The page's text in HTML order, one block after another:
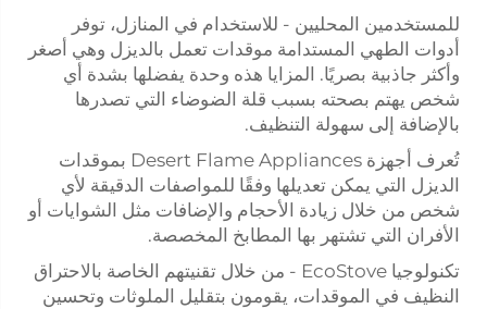
للمستخدمين المحليين - للاستخدام في المنازل، توفر
أدوات الطهي المستدامة موقدات تعمل بالديزل وهي أصغر
وأكثر جاذبية بصريًا. المزايا هذه وحدة يفضلها بشدة أي
شخص يهتم بصحته بسبب قلة الضوضاء التي تصدرها
بالإضافة إلى سهولة التنظيف.
تُعرف أجهزة Desert Flame Appliances بموقدات
الديزل التي يمكن تعديلها وفقًا للمواصفات الدقيقة لأي
شخص من خلال زيادة الأحجام والإضافات مثل الشوايات أو
الأفران التي تشتهر بها المطابخ المخصصة.
تكنولوجيا EcoStove - من خلال تقنيتهم الخاصة بالاحتراق
النظيف في الموقدات، يقومون بتقليل الملوثات وتحسين